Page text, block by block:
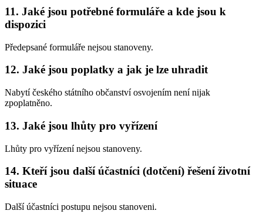
11. Jaké jsou potřebné formuláře a kde jsou k
dispozici
Předepsané formuláře nejsou stanoveny.
12. Jaké jsou poplatky a jak je lze uhradit
Nabytí českého státního občanství osvojením není nijak
zpoplatněno.
13. Jaké jsou lhůty pro vyřízení
Lhůty pro vyřízení nejsou stanoveny.
14. Kteří jsou další účastníci (dotčení) řešení životní
situace
Další účastníci postupu nejsou stanoveni.